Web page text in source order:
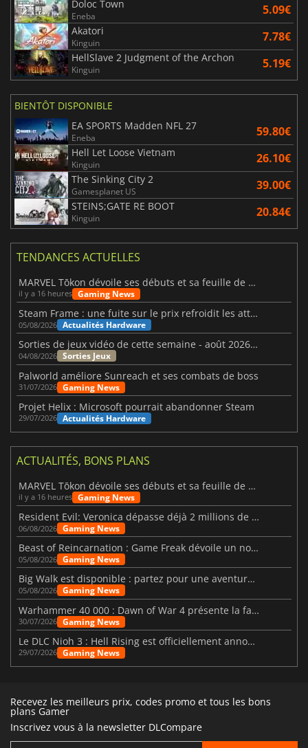
Doloc Town
Eneba 5.09€
Akatori
Kinguin 7.78€
HellSlave 2 Judgment of the Archon
Kinguin 5.19€
BIENTÔT DISPONIBLE
EA SPORTS Madden NFL 27
Eneba 59.80€
Hell Let Loose Vietnam
Kinguin 26.10€
The Sinking City 2
Gamesplanet US 39.00€
STEINS;GATE RE BOOT
Kinguin 20.84€
TENDANCES ACTUELLES
MARVEL Tōkon dévoile ses débuts et sa feuille de route
il y a 16 heures Gaming News
Steam Frame : une fuite sur le prix refroidit les attentes VR
05/08/2026 Actualités Hardware
Sorties de jeux vidéo de cette semaine - août 2026 (semaine 32)
04/08/2026 Sorties Jeux
Palworld améliore Sunreach et ses combats de boss
31/07/2026 Gaming News
Projet Helix : Microsoft pourrait abandonner Steam
29/07/2026 Actualités Hardware
ACTUALITÉS, BONS PLANS
MARVEL Tōkon dévoile ses débuts et sa feuille de route
il y a 16 heures Gaming News
Resident Evil: Veronica dépasse déjà 2 millions de wishlists
06/08/2026 Gaming News
Beast of Reincarnation : Game Freak dévoile un nouveau pari
05/08/2026 Gaming News
Big Walk est disponible : partez pour une aventure entre amis
05/08/2026 Gaming News
Warhammer 40 000 : Dawn of War 4 présente la faction des Nécrons
30/07/2026 Gaming News
Le DLC Nioh 3 : Hell Rising est officiellement annoncé
29/07/2026 Gaming News
Recevez les meilleurs prix, codes promo et tous les bons
plans Gamer
Inscrivez vous à la newsletter DLCompare